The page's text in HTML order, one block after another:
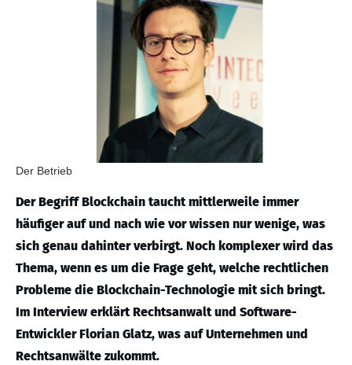
Der Betrieb
Der Begriff Blockchain taucht mittlerweile immer
häufiger auf und nach wie vor wissen nur wenige, was
sich genau dahinter verbirgt. Noch komplexer wird das
Thema, wenn es um die Frage geht, welche rechtlichen
Probleme die Blockchain-Technologie mit sich bringt.
Im Interview erklärt Rechtsanwalt und Software-
Entwickler Florian Glatz, was auf Unternehmen und
Rechtsanwälte zukommt.